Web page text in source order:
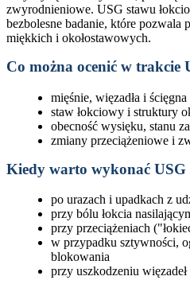
zwyrodnieniowe. USG stawu
bezbolesne badanie, które pozwala
miękkich i okołostawowych.
Co można ocenić w trakcie
mięśnie, więzadła i ścięgna
staw łokciowy i struktury
obecność wysięku, stanu
zmiany przeciążeniowe i
Kiedy warto wykonać USG
po urazach i upadkach z
przy bólu łokcia
przy przeciążeniach
w przypadku sztywności,
blokowania
przy uszkodzeniu więzadeł